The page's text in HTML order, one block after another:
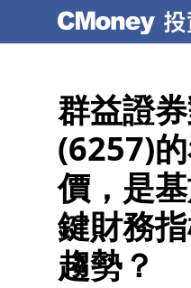
群益證
(6257)
價，是
鍵財務
趨勢？